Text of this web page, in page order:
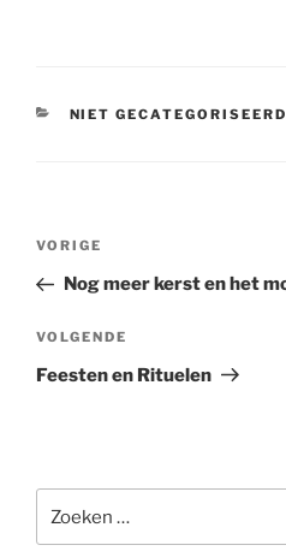
CATEGORIEËN
NIET GECATEGORISEERD
Bericht
Vorig
bericht
VORIGE
Nog meer kerst en het
Volgend
bericht
VOLGENDE
Feesten en Rituelen
naar: